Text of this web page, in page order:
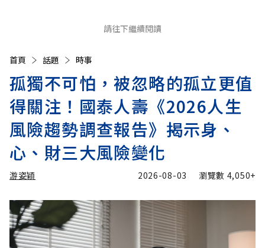
請往下繼續閱讀
首頁 話題 時事
孤獨不可怕，被忽略的孤立更值
得關注！國泰人壽《2026人生
風險趨勢調查報告》揭示身、
心、財三大風險變化
游姿穎 2026-08-03 瀏覽數 4,050+